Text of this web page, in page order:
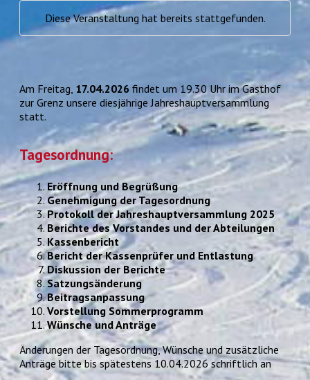
Diese Veranstaltung hat bereits stattgefunden.
Am Freitag, 17.04.2026 findet um 19.30 Uhr im Gasthof
zur Grenz unsere diesjährige Jahreshauptversammlung
statt.
Tagesordnung:
Eröffnung und Begrüßung
Genehmigung der Tagesordnung
Protokoll der Jahreshauptversammlung 2025
Berichte des Vorstandes und der Abteilungen
Kassenbericht
Bericht der Kassenprüfer und Entlastung
Diskussion der Berichte
Satzungsänderung
Beitragsanpassung
Vorstellung Sommerprogramm
Wünsche und Anträge
Änderungen der Tagesordnung, Wünsche und zusätzliche
Anträge bitte bis spätestens 10.04.2026 schriftlich an